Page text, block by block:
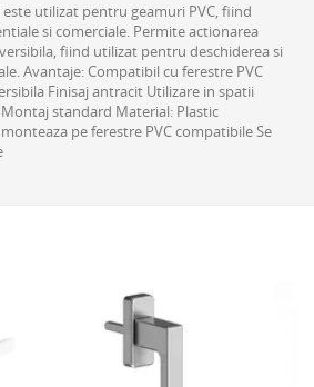
utilizat pentru geamuri PVC, fiind
si comerciale. Permite actionarea
fiind utilizat pentru deschiderea si
Avantaje: Compatibil cu ferestre PVC
Finisaj antracit Utilizare in spatii
standard Material: Plastic
pe ferestre PVC compatibile Se